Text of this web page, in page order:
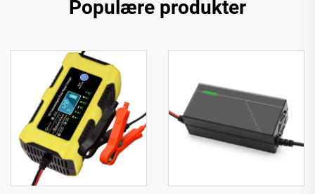
Populære produkter